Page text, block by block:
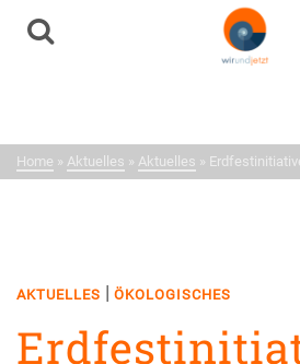
Neuigkeiten
Home » Aktuelles » Aktuelles »
AKTUELLES | ÖKOLOGISCHES